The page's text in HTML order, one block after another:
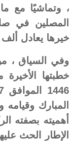
، وتماشيًا مع
المصلين في
خيرها يعادل
وفي السياق ،
المبارك وقيامه
أهميته بصفته
الإطار الحث